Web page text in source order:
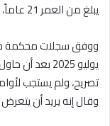
يبلغ من العمر 21 عاماً، حسبما أوردت وكالة “أسوشيتد برس”.
ووفق سجلات محكمة
يوليو 2025
تصريح، ولم يستجب
وقال إنه يريد أن